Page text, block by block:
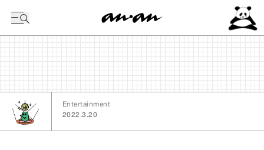
Entertainment
2022.3.20